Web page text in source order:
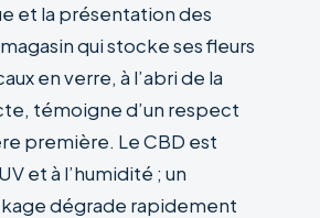
et la présentation des
qui stocke ses fleurs
en verre, à l’abri de la
témoigne d’un respect
première. Le CBD est
et à l’humidité ; un
dégrade rapidement